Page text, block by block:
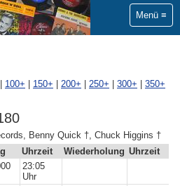
Menü
100+ 150+ 200+ 250+ 300+
350+
Benny Quick †, Chuck Higgins †
Uhrzeit Wiederholung Uhrzeit
23:05
Uhr